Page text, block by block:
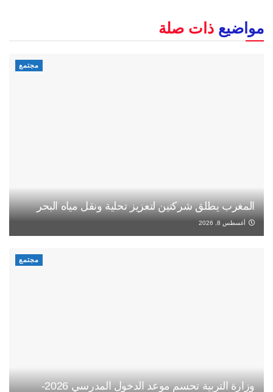
مواضيع ذات صلة
مجتمع
المغرب يطلق شركتين لتعزيز تحلية ونقل مياه البحر
أغسطس 8, 2026
مجتمع
وزارة التربية تحسم موعد الدخول المدرسي 2026-